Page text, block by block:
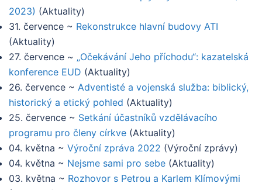
2023) (Aktuality)
31. července ~ Rekonstrukce hlavní budovy ATI
(Aktuality)
27. července ~ „Očekávání Jeho příchodu“: kazatelská
konference EUD (Aktuality)
26. července ~ Adventisté a vojenská služba: biblický,
historický a etický pohled (Aktuality)
25. července ~ Setkání účastníků vzdělávacího
programu pro členy církve (Aktuality)
04. května ~ Výroční zpráva 2022 (Výroční zprávy)
04. května ~ Nejsme sami pro sebe (Aktuality)
03. května ~ Rozhovor s Petrou a Karlem Klímovými